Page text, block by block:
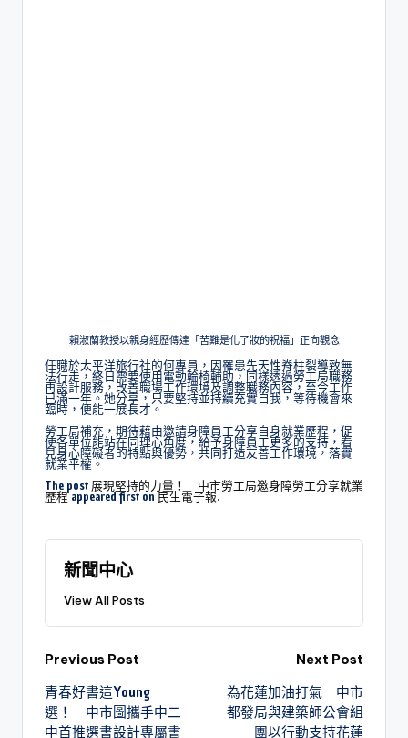
賴淑蘭教授以親身經歷傳達「苦難是化了妝的祝福」正向觀念
任職於太平洋旅行社的何專員，因罹患先天性脊柱裂導致無
法行走，終日需要使用電動輪椅輔助，同樣透過勞工局職務
再設計服務，改善職場工作環境及調整職務內容，至今工作
已滿一年。她分享，只要堅持並持續充實自我，等待機會來
臨時，便能一展長才。
勞工局補充，期待藉由邀請身障員工分享自身就業歷程，促
使各單位能站在同理心角度，給予身障員工更多的支持，看
見身心障礙者的特點與優勢，共同打造友善工作環境，落實
就業平權。
The post 展現堅持的力量！ 中市勞工局邀身障勞工分享就業
歷程appeared first on民生電子報.
新聞中心
View All Posts
Previous Post
青春好書這Young
選！ 中市圖攜手中二
中首推選書設計專屬書
Next Post
為花蓮加油打氣 中市
都發局與建築師公會組
團以行動支持花蓮